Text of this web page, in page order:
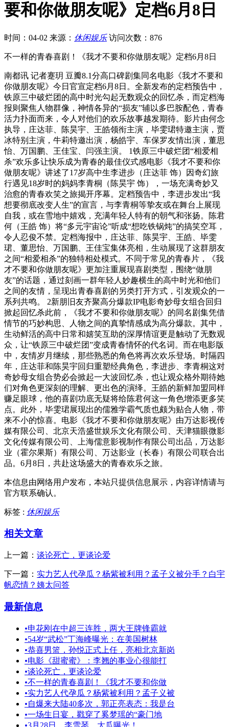
要和你做朋友呢》定档6月8日
时间：04-02 来源： 休闲娱乐 访问次数：876
不一样的青春喜剧！《我才不要和你做朋友呢》定档6月8日
南都讯 记者蹇玥 豆瓣8.1分高口碑剧集同名电影《我才不要和
你做朋友呢》今日官宣定档6月8日。全新发布的定档预告中，
铁原三中破烂团的高中时光勾起无数观众的回忆杀，而定档海
报则聚焦人物群像，神情各异的“损友”辅以多巴胺配色，青春
活力扑面而来，令人对他们的欢乐故事越发期待。影片由何念
执导，庄达菲、陈昊宇、王皓领衔主演，毕雯珺特邀主演，贾
冰特别主演，牛莉特邀出演，杨皓宇、车保罗友情出演，董思
怡、万国鹏、王佳宝、闫强主演。 1铁原三中破烂团“相爱相
杀”欢乐多让快乐成为青春的最佳仪式感电影《我才不要和你
做朋友呢》讲述了17岁高中生李进步（庄达菲 饰）因奇幻旅
行遇见18岁时的妈妈李青桐（陈昊宇 饰），一场充满奇妙又
治愈的青春欢笑之旅揭开序幕。定档预告中，李进步发出“我
想要彻底改变人生”的宣言，与李青桐等挚友或在舞台上展现
自我，或在雪地中嬉戏，充满年轻人特有的朝气和张扬。陈君
何（王皓 饰）将“多元宇宙论”听成“想吃铁锅炖”的搞笑空耳，
令人忍俊不禁。定档海报中，庄达菲、陈昊宇、王皓、毕雯
珺、董思怡、万国鹏、王佳宝集体亮相，生动展现了这群朋友
之间“相爱相杀”的独特相处模式。不同于常见的青春片，《我
才不要和你做朋友呢》更加注重展现喜剧类型，围绕“做朋
友”的话题，通过刻画一群年轻人妙趣横生的高中时光和他们
之间的友情，呈现出青春喜剧的另类打开方式，引发观众的一
系列共鸣。 2新朋旧友齐聚高分爆款IP电影奇妙母女组合回归
掀起回忆杀此前，《我才不要和你做朋友呢》的同名剧集凭借
情节的巧妙构思、人物之间的真挚情感成为高分爆款。其中，
生动鲜活的高中日常和嬉笑互助的深厚情谊更是触动了无数观
众，让“铁原三中破烂团”变成青春情怀的代名词。而在电影版
中，友情岁月继续，那些熟悉的角色将再次欢乐登场。时隔四
年，庄达菲和陈昊宇回归重塑经典角色，李进步、李青桐这对
奇妙母女组合势必会掀起一大波回忆杀，也让观众格外期待她
们对角色更深刻的理解、更出色的演绎。王皓的新鲜加盟同样
赚足眼球，他的喜剧功底无疑将给陈君何这一角色增添更多笑
点。此外，毕雯珺展现出的儒雅学霸气质也颇为贴合人物，带
来不小的惊喜。电影《我才不要和你做朋友呢》由万达影视传
媒有限公司、北京天浩盛世娱乐文化有限公司、天津猫眼微影
文化传媒有限公司、上海儒意影视制作有限公司出品，万达影
业（霍尔果斯）有限公司、万达影业（长春）有限公司联合出
品。6月8日，共赴这场盛大的青春欢乐之旅。
本信息由网络用户发布， 本站只提供信息展示，内容详情请与
官方联系确认。
标签 : 休闲娱乐
相关文章
上一篇： 谈论死亡，更谈论爱
下一篇： 实力艺人代孕瓜？杨紫被利用？孟子义被分手？白宇
帆恋情？姨太问答
最新信息
•申花刚在中超三连胜，两大王牌锋霸就
•54岁“武松”丁海峰曝光：在美国树林
•恭喜男篮，孙悦正式上任，亮相北京新岗
•电影《甜蜜蜜》：李翘的事业心很能打
•谈论死亡，更谈论爱
•不一样的青春喜剧！《我才不要和你做
•实力艺人代孕瓜？杨紫被利用？孟子义被
•自爆来大陆40多次，郭正亮表态：我是台
•一场生日宴，戳穿了奚梦瑶的“豪门地
•3月28日，李雪琴，大瓜曝光！